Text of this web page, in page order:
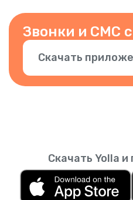
Звонки и СМС
Скачать
Скачать Yolla и